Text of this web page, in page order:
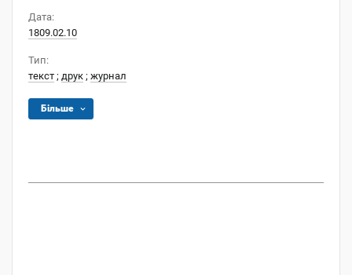
Дата:
1809.02.10
Тип:
текст ; друк ; журнал
Більше